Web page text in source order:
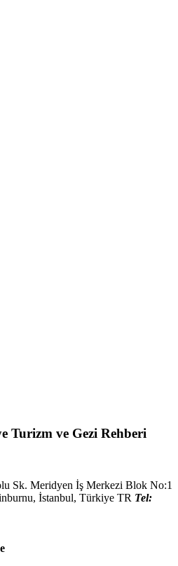
Turizm ve Gezi Rehberi
Sk. Meridyen İş Merkezi Blok No:1
İstanbul, Türkiye TR Tel: